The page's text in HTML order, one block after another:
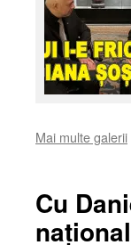
Mai multe galerii
Cu